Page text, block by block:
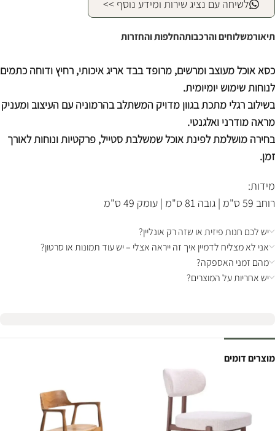
לשיחה עם נציג שירות ומידע נוסף >>
תיאורמשלוחים והרכבותהחלפות והחזרות
כסא אוכל מעוצב ומרשים, מרופד בבד אריג איכותי, רחיץ ודוחה כתמים
לנוחות שימוש יומיומית.
בשילוב רגלי מתכת בגוון מדויק המשתלב בהרמוניה עם העיצוב ומעניק
מראה מודרני ואלגנטי.
בחירה מושלמת לפינת אוכל שמשלבת סטייל, פרקטיות ונוחות לאורך
זמן.
מידות:
רוחב 59 ס"מ | גובה 81 ס"מ | עומק 49 ס"מ
יש לכם חנות פיזית או שזה רק אונליין?
אני לא מצליח לדמיין איך זה ייראה אצלי – יש עוד תמונות או סרטון?
מהם זמני האספקה?
יש אחריות על המוצרים?
מוצרים דומים